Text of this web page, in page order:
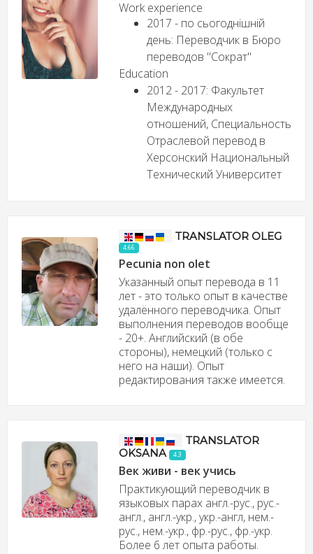
Work experience
2017 - по сьогоднішній
день: Переводчик в Бюро
переводов "Сократ"
Education
2012 - 2017: Факультет
Международных
отношений, Специальность
Отраслевой перевод в
Херсонский Национальный
Технический Университет
TRANSLATOR OLEG
4.66
Pecunia non olet
Указанный опыт перевода в 11
лет - это только опыт в качестве
удалённого переводчика. Опыт
выполнения переводов вообще
- 20+. Английский (в обе
стороны), немецкий (только с
него на наши). Опыт
редактирования также имеется.
TRANSLATOR
OKSANA
4.3
Век живи - век учись
Практикующий переводчик в
языковых парах англ.-рус., рус.-
англ., англ.-укр., укр.-англ, нем.-
рус., нем.-укр., фр.-рус., фр.-укр.
Более 6 лет опыта работы.